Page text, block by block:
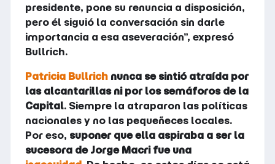
presidente, pone su renuncia a disposición,
pero él siguió la conversación sin darle
importancia a esa aseveración”, expresó
Bullrich.
Patricia Bullrich nunca se sintió atraída por
las alcantarillas ni por los semáforos de la
Capital. Siempre la atraparon las políticas
nacionales y no las pequeñeces locales.
Por eso, suponer que ella aspiraba a ser la
sucesora de Jorge Macri fue una